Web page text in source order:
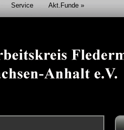
Service Akt.Funde